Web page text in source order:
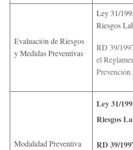
Evaluación de Riesgos
y Medidas Preventivas
Ley 31/
Riesgos
RD 39/
el
Prevención.
Modalidad Preventiva
Ley 31/
Riesgos
RD 39/